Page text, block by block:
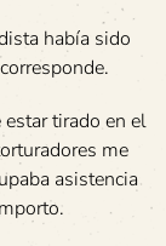
había sido
tirado en el
me
asistencia